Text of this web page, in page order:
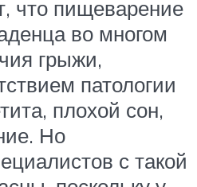
что пищеварение
во многом
грыжи,
патологии
плохой сон,
Но
с такой